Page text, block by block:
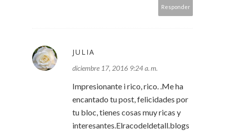
Responder
JULIA
diciembre 17, 2016 9:24 a. m.
Impresionante i rico, rico. .Me ha
encantado tu post, felicidades por
tu bloc, tienes cosas muy ricas y
interesantes.Elracodeldetall.blogs